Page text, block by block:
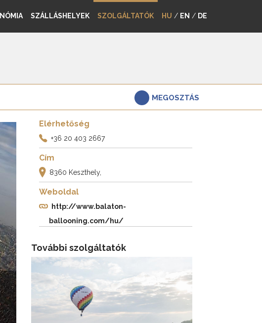
SZÁLLÁSHELYEK SZOLGÁLTATÓK HU / EN / DE
MEGOSZTÁS
Elérhetőség
+36 20 403 2667
Cím
8360 Keszthely,
Weboldal
http://www.balaton-
ballooning.com/hu/
További szolgáltatók